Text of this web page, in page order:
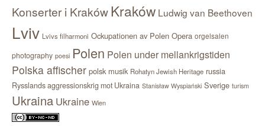
Konserter i KrakówKraków Ludwig van Beethoven
Lviv Lvivs filharmoni Ockupationen av Polen Opera orgelsalen
photography poesi Polen Polen under mellankrigstiden
Polska affischer polsk musik Rohatyn Jewish Heritage russia
Rysslands aggressionskrig mot Ukraina Stanisław Wyspiański Sverige turism
Ukraina Ukraine Wien